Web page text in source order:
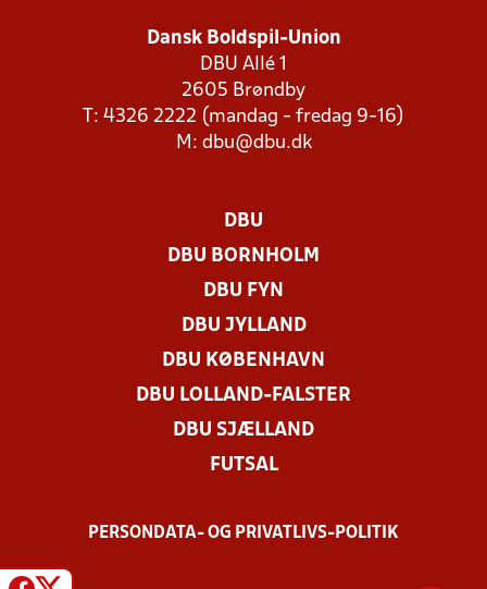
Dansk Boldspil-Union
DBU Allé 1
2605 Brøndby
T: 4326 2222 (mandag - fredag 9-16)
M: dbu@dbu.dk
DBU
DBU BORNHOLM
DBU FYN
DBU JYLLAND
DBU KØBENHAVN
DBU LOLLAND-FALSTER
DBU SJÆLLAND
FUTSAL
PERSONDATA- OG PRIVATLIVS-POLITIK